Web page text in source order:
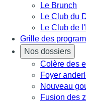
Le Brunch
Le Club du
Le Club de
Grille des
Nos dossiers
Colère des
Foyer
Nouveau
Fusion des